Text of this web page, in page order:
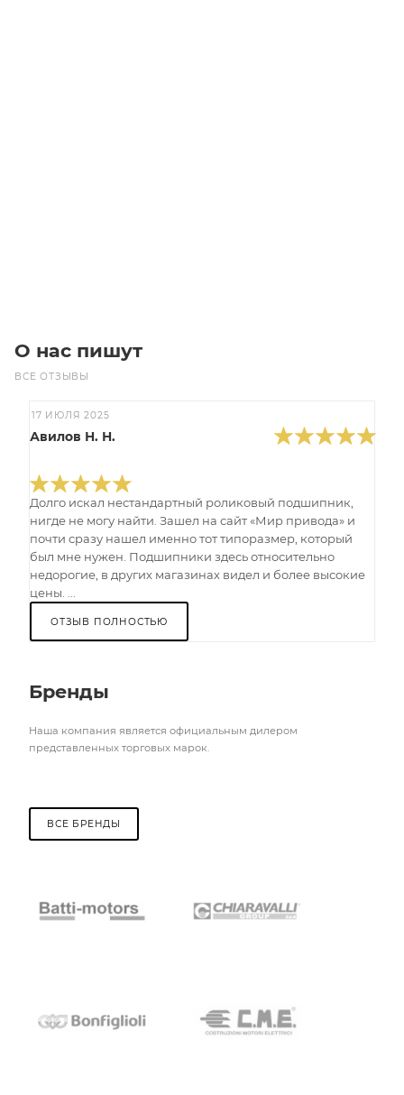
О нас пишут
ВСЕ ОТЗЫВЫ
17 ИЮЛЯ 2025
Авилов Н. Н.
Долго искал нестандартный роликовый подшипник,
нигде не могу найти. Зашел на сайт «Мир привода» и
почти сразу нашел именно тот типоразмер, который
был мне нужен. Подшипники здесь относительно
недорогие, в других магазинах видел и более высокие
цены. ...
ОТЗЫВ ПОЛНОСТЬЮ
Бренды
Наша компания является официальным дилером
представленных торговых марок.
ВСЕ БРЕНДЫ